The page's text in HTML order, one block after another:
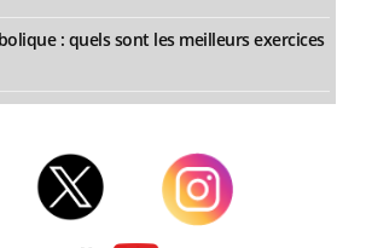
: quels sont les meilleurs exercices